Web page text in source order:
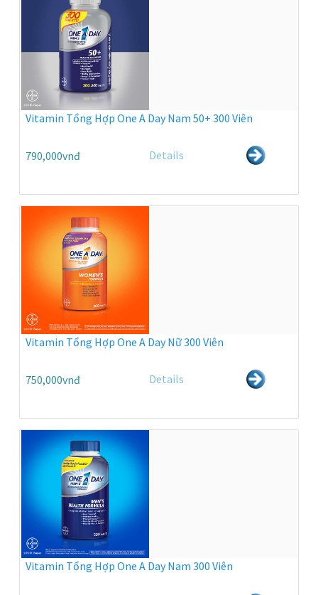
Vitamin Tổng Hợp One A Day Nam 50+ 300 Viên
790,000vnđ Details
Vitamin Tổng Hợp One A Day Nữ 300 Viên
750,000vnđ Details
Vitamin Tổng Hợp One A Day Nam 300 Viên